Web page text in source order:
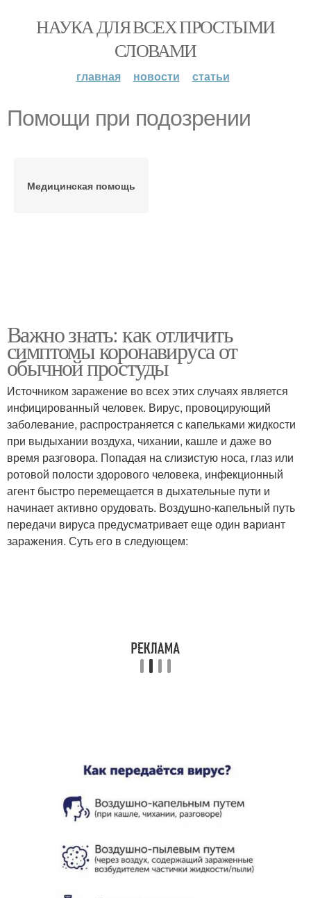
НАУКА ДЛЯ ВСЕХ ПРОСТЫМИ
СЛОВАМИ
главная новости статьи
Помощи при подозрении
Медицинская помощь
Важно знать: как отличить
симптомы коронавируса от
обычной простуды
Источником заражение во всех этих случаях является
инфицированный человек. Вирус, провоцирующий
заболевание, распространяется с капельками жидкости
при выдыхании воздуха, чихании, кашле и даже во
время разговора. Попадая на слизистую носа, глаз или
ротовой полости здорового человека, инфекционный
агент быстро перемещается в дыхательные пути и
начинает активно орудовать. Воздушно-капельный путь
передачи вируса предусматривает еще один вариант
заражения. Суть его в следующем: